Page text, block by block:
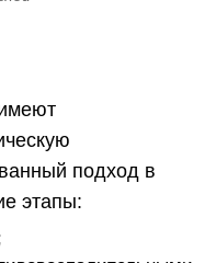
подход в
этапы: